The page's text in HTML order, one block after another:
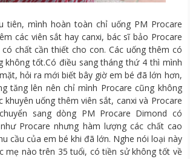
tiên, mình hoàn toàn chỉ uống PM Procare
các viên sắt hay canxi, bác sĩ bảo Procare
chất cần thiết cho con. Các uống thêm có
không tốt.Có điều sang tháng thứ 4 thì mình
hỏi ra mới biết bây giờ em bé đã lớn hơn,
tăng lên nên chỉ mình Procare cũng không
uống thêm viên sắt, canxi và Procare
sang dòng PM Procare Dimond có
Procare nhưng hàm lượng các chất cao
cầu của em bé khi đã lớn. Nghe nói loại này
mẹ nào trên 35 tuổi, có tiền sử không tốt về